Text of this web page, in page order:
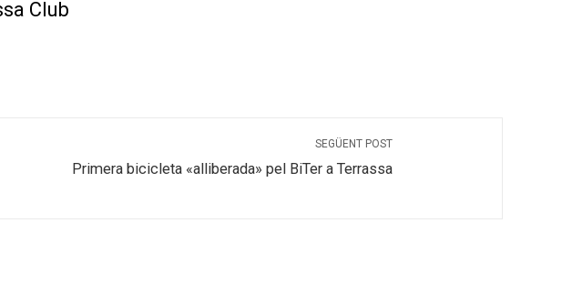
Club
SEGÜENT POST
Primera bicicleta «alliberada» pel BiTer a Terrassa